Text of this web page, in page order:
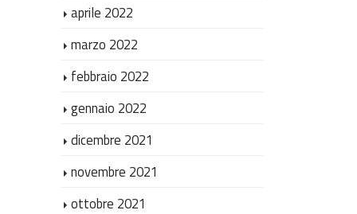
aprile 2022
marzo 2022
febbraio 2022
gennaio 2022
dicembre 2021
novembre 2021
ottobre 2021